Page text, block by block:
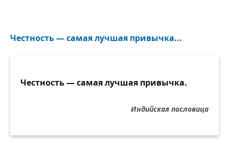
Честность — самая лучшая привычка...
Честность — самая лучшая привычка.
Индийская пословица